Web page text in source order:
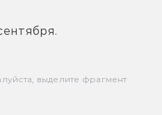
выделите фрагмент